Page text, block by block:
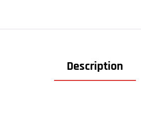
Description